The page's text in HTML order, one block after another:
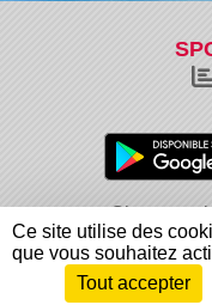
Charte
Informations légales
Envie de participer ?
Ce site utilise des
que vous souhaitez
Tout accepter